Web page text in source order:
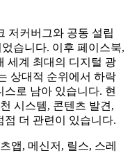
저커버그와 공동 설립
습니다. 이후 페이스북,
세계 최대의 디지털 광
상대적 순위에서 하락
로 남아 있습니다. 현
시스템, 콘텐츠 발견,
점 더 관련이 있습니다.
앱, 메신저, 릴스, 스레